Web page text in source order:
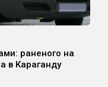
раненого на
в Караганду